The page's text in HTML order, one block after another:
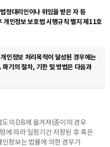
정대리인이나 위임을 받은 자 등
개인정보 보호법 시행규칙 별지 제11호
인정보 처리목적이 달성된 경우에는
기의 절차, 기한 및 방법은 다음과
도의 DB에 옮겨져(종이의 경우
에 따라 일정기간 저장된 후 혹은
정보는 법률에 의한 경우가